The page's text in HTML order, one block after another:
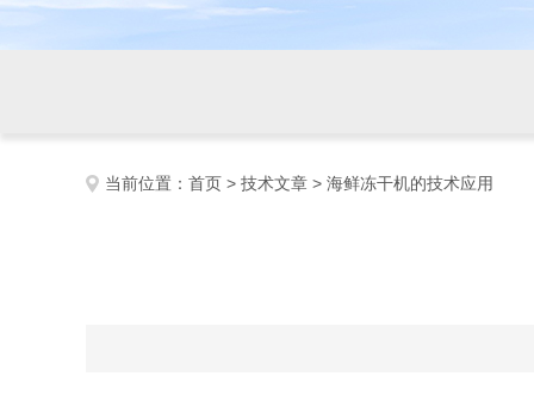
当前位置： 首页 > 技术文章 > 海鲜冻干机的技术应用